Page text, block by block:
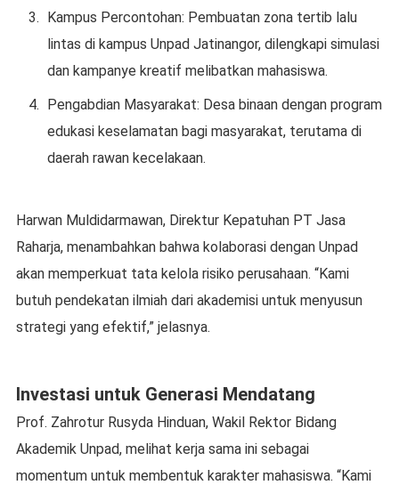
Kampus Percontohan: Pembuatan zona tertib lalu
lintas di kampus Unpad Jatinangor, dilengkapi simulasi
dan kampanye kreatif melibatkan mahasiswa.
Pengabdian Masyarakat: Desa binaan dengan program
edukasi keselamatan bagi masyarakat, terutama di
daerah rawan kecelakaan.
Harwan Muldidarmawan, Direktur Kepatuhan PT Jasa
Raharja, menambahkan bahwa kolaborasi dengan Unpad
akan memperkuat tata kelola risiko perusahaan. “Kami
butuh pendekatan ilmiah dari akademisi untuk menyusun
strategi yang efektif,” jelasnya.
Investasi untuk Generasi Mendatang
Prof. Zahrotur Rusyda Hinduan, Wakil Rektor Bidang
Akademik Unpad, melihat kerja sama ini sebagai
momentum untuk membentuk karakter mahasiswa. “Kami